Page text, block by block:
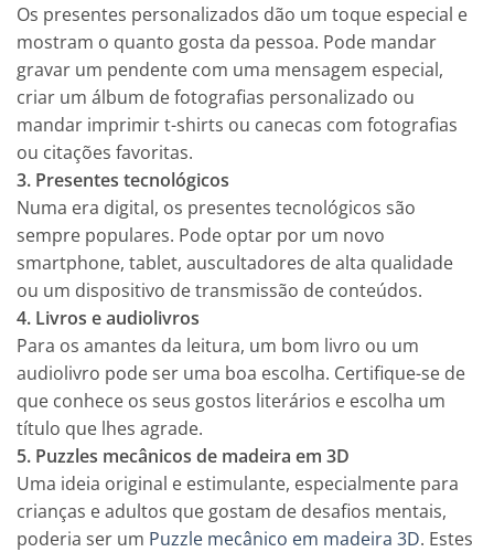
Os presentes personalizados dão um toque especial e
mostram o quanto gosta da pessoa. Pode mandar
gravar um pendente com uma mensagem especial,
criar um álbum de fotografias personalizado ou
mandar imprimir t-shirts ou canecas com fotografias
ou citações favoritas.
3. Presentes tecnológicos
Numa era digital, os presentes tecnológicos são
sempre populares. Pode optar por um novo
smartphone, tablet, auscultadores de alta qualidade
ou um dispositivo de transmissão de conteúdos.
4. Livros e audiolivros
Para os amantes da leitura, um bom livro ou um
audiolivro pode ser uma boa escolha. Certifique-se de
que conhece os seus gostos literários e escolha um
título que lhes agrade.
5. Puzzles mecânicos de madeira em 3D
Uma ideia original e estimulante, especialmente para
crianças e adultos que gostam de desafios mentais,
poderia ser um Puzzle mecânico em madeira 3D. Estes